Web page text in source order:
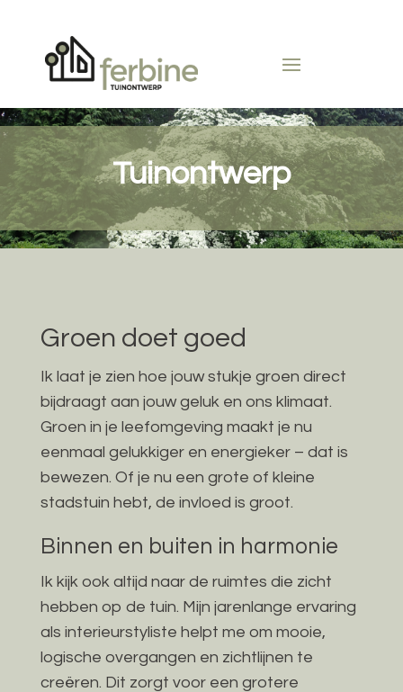
Tuinontwerp
Groen doet goed
Ik laat je zien hoe jouw stukje groen direct
bijdraagt aan jouw geluk en ons klimaat.
Groen in je leefomgeving maakt je nu
eenmaal gelukkiger en energieker – dat is
bewezen. Of je nu een grote of kleine
stadstuin hebt, de invloed is groot.
Binnen en buiten in harmonie
Ik kijk ook altijd naar de ruimtes die zicht
hebben op de tuin. Mijn jarenlange ervaring
als interieurstyliste helpt me om mooie,
logische overgangen en zichtlijnen te
creëren. Dit zorgt voor een grotere